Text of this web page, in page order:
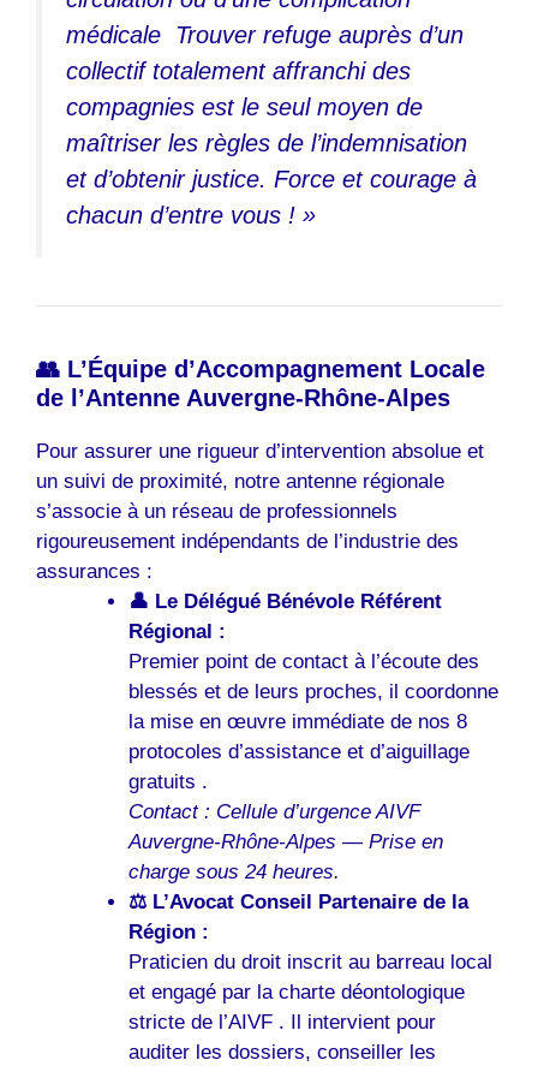
médicale Trouver refuge auprès d’un
collectif totalement affranchi des
compagnies est le seul moyen de
maîtriser les règles de l’indemnisation
et d’obtenir justice. Force et courage à
chacun d’entre vous ! »
👥 L’Équipe d’Accompagnement Locale
de l’Antenne Auvergne-Rhône-Alpes
Pour assurer une rigueur d’intervention absolue et
un suivi de proximité, notre antenne régionale
s’associe à un réseau de professionnels
rigoureusement indépendants de l’industrie des
assurances :
👤 Le Délégué Bénévole Référent
Régional :
Premier point de contact à l’écoute des
blessés et de leurs proches, il coordonne
la mise en œuvre immédiate de nos 8
protocoles d’assistance et d’aiguillage
gratuits .
Contact : Cellule d’urgence AIVF
Auvergne-Rhône-Alpes — Prise en
charge sous 24 heures.
⚖️ L’Avocat Conseil Partenaire de la
Région :
Praticien du droit inscrit au barreau local
et engagé par la charte déontologique
stricte de l’AIVF . Il intervient pour
auditer les dossiers, conseiller les